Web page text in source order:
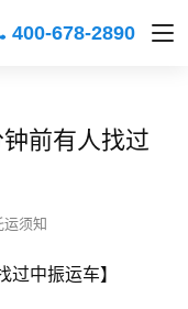
400-678-2890
前有人找过
运须知
中振运车】